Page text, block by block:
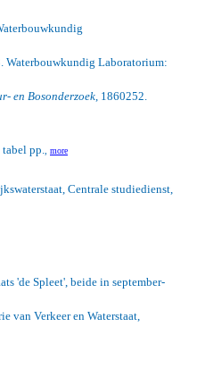
Waterbouwkundig Laboratorium:
en Bosonderzoek , 1860252.
pp. more
Centrale studiedienst,
'de Spleet', beide in september-
van Verkeer en Waterstaat,